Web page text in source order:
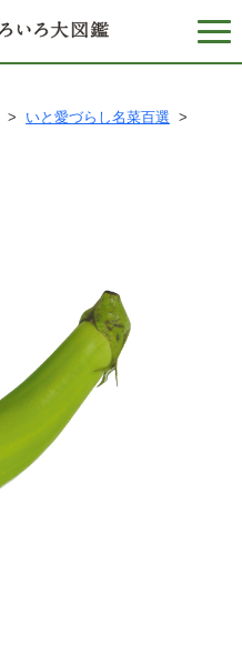
> いと愛づらし名菜百選 >